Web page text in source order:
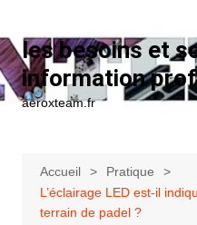
les besoins et
information
aeroxteam.fr
Accueil
Pratique
L’éclairage LED est-il
terrain de padel ?